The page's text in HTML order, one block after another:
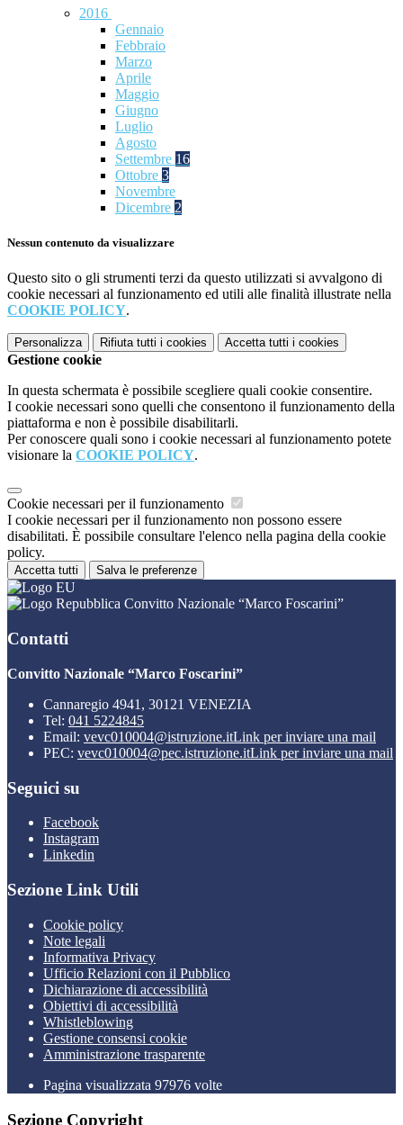
2016
Gennaio
Febbraio
Marzo
Aprile
Maggio
Giugno
Luglio
Agosto
Settembre 16
Ottobre 3
Novembre
Dicembre 2
Nessun contenuto da visualizzare
Questo sito o gli strumenti terzi da questo utilizzati si avvalgono di
cookie necessari al funzionamento ed utili alle finalità illustrate nella
COOKIE POLICY.
Personalizza Rifiuta tutti i cookies Accetta tutti i cookies
Gestione cookie
In questa schermata è possibile scegliere quali cookie consentire.
I cookie necessari sono quelli che consentono il funzionamento della
piattaforma e non è possibile disabilitarli.
Per conoscere quali sono i cookie necessari al funzionamento potete
visionare la COOKIE POLICY.
Cookie necessari per il funzionamento
I cookie necessari per il funzionamento non possono essere
disabilitati. È possibile consultare l'elenco nella pagina della cookie
policy.
Accetta tutti Salva le preferenze
Convitto Nazionale “Marco Foscarini”
Contatti
Convitto Nazionale “Marco Foscarini”
Cannaregio 4941, 30121 VENEZIA
Tel: 041 5224845
Email: vevc010004@istruzione.itLink per inviare una mail
PEC: vevc010004@pec.istruzione.itLink per inviare una mail
Seguici su
Facebook
Instagram
Linkedin
Sezione Link Utili
Cookie policy
Note legali
Informativa Privacy
Ufficio Relazioni con il Pubblico
Dichiarazione di accessibilità
Obiettivi di accessibilità
Whistleblowing
Gestione consensi cookie
Amministrazione trasparente
Pagina visualizzata 97976 volte
Sezione Copyright